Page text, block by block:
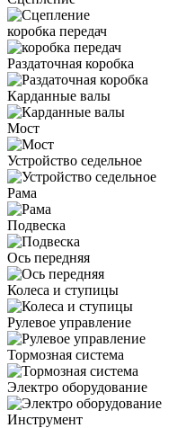
коробка передач
Раздаточная коробка
Карданные валы
Мост
Устройство седельное
Рама
Подвеска
Ось передняя
Колеса и ступицы
Рулевое управление
Тормозная система
Электро оборудование
Инструмент